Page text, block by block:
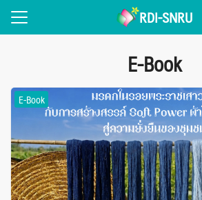
Skip
RDI-SNRU
ป
ร่งานวิจัย
ผยแพร่
Search
E-Book
E-Book